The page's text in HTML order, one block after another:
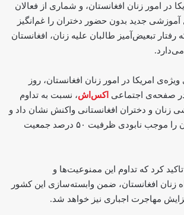
در امور زنان افغانستان، و شماری از فعالان
جدید بدون حضور دختران را غم‌انگیز
رفتار تبعیض‌آمیز طالبان علیه زنان، افغانستان
ویژه‌ی امریکا در امور زنان افغانستان، روز
صفحه‌ی اجتماعی اکس‌اش، نسبت به تداوم
زنان و دختران افغانستانی واکنش نشان داد و
این حکم گروه طالبان را موجب نابودی ظرفیت ۵۰ درصد جمعیت
کرد که تداوم این ممنوعیت‌ها و
افغانستان، ضمن وابسته‌سازی این کشور
مهاجرت اجباری نیز خواهد شد.